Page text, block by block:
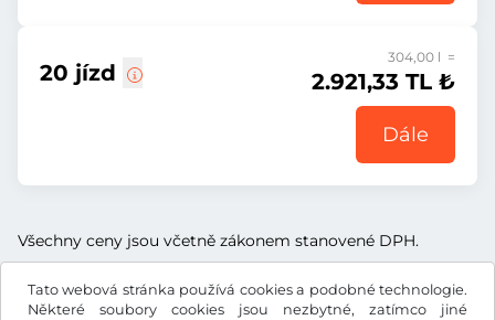
Tato webová stránka používá cookies a podobné technologie.
Některé soubory cookies jsou nezbytné, zatímco jiné
20 jízd
304,00 l =
2.921,33 TL ₺
Dále
Všechny ceny jsou včetně zákonem stanovené DPH.